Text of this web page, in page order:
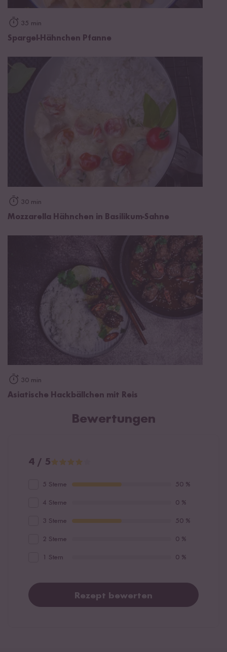
35 min
Spargel-Hähnchen Pfanne
30 min
Mozzarella Hähnchen in Basilikum-Sahne
30 min
Asiatische Hackbällchen mit Reis
Bewertungen
4 / 5
5 Sterne 50 %
4 Sterne 0 %
3 Sterne 50 %
2 Sterne 0 %
1 Stern 0 %
Rezept bewerten